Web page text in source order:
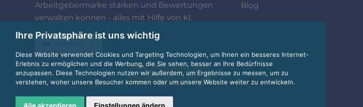
Ihre Privatsphäre ist uns wichtig
Diese Website verwendet Cookies und Targeting Technologien, um Ihnen ein besseres Internet-
Erlebnis zu ermöglichen und die Werbung, die Sie sehen, besser an Ihre Bedürfnisse
anzupassen. Diese Technologien nutzen wir außerdem, um Ergebnisse zu messen, um zu
verstehen, woher unsere Besucher kommen oder um unsere Website weiter zu entwickeln.
Alle akzeptieren Einstellungen ändern
Arbeitgebermarke stärken und Bewertungen
verwalten können - alles mit Hilfe von KI.
© 2026 © Review.jobs von
Custplace
Blog